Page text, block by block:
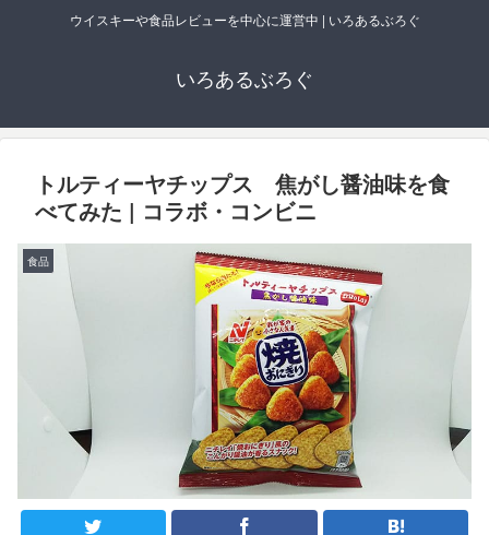
ウイスキーや食品レビューを中心に運営中 | いろあるぶろぐ
いろあるぶろぐ
トルティーヤチップス 焦がし醤油味を食
べてみた | コラボ・コンビニ
食品